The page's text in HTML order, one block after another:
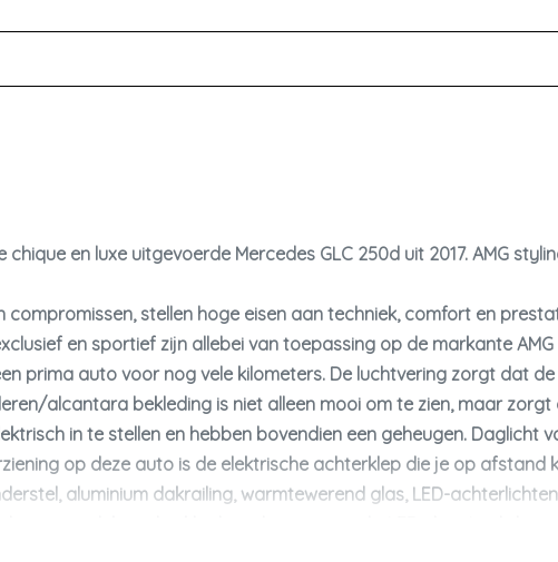
verwarmbaar
Elektronische remkrachtverdeling
Luchtvering
Passagiersairbag
Rijstrooksensor met correctie
Rondomzicht camera
Schakelpaddles
Zij airbag(s) achter
Zij airbag(s) voor
en luxe uitgevoerde Mercedes GLC 250d uit 2017. AMG
stellen hoge eisen aan techniek, comfort en
en sportief zijn allebei van toepassing op de markante
prima auto voor nog vele kilometers. De luchtvering zorgt dat
alcantara bekleding is niet alleen mooi om te zien, maar
in te stellen en hebben bovendien een geheugen. Daglicht
op deze auto is de elektrische achterklep die je op
aluminium dakrailing, warmtewerend glas, LED-